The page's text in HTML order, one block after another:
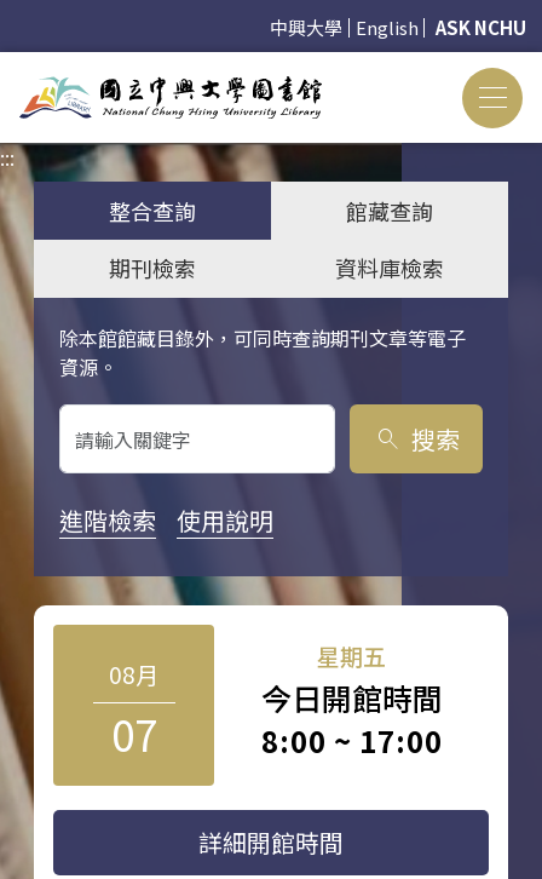
中興大學 English ASK NCHU
:::
整合查詢
館藏查詢
期刊檢索
資料庫檢索
除本館館藏目錄外，可同時查詢期刊文章等電子
資源。
關鍵字搜尋
search 搜索
進階檢索 使用說明
08月
07
星期五
今日開館時間
8:00 ~ 17:00
詳細開館時間